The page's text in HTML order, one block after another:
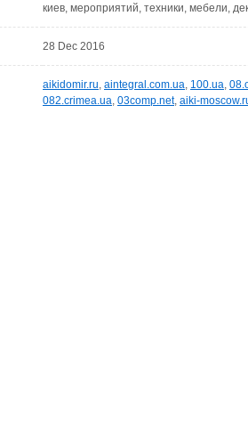
киев, мероприятий, техники, мебели,
28 Dec 2016
aikidomir.ru, aintegral.com.ua, 100.ua,
082.crimea.ua, 03comp.net, aiki-